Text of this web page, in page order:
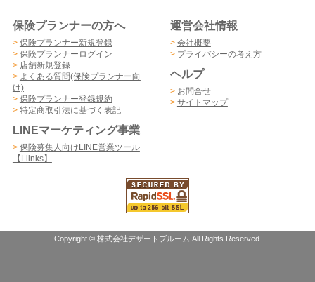
保険プランナーの方へ
> 保険プランナー新規登録
> 保険プランナーログイン
> 店舗新規登録
> よくある質問(保険プランナー向
け)
> 保険プランナー登録規約
> 特定商取引法に基づく表記
LINEマーケティング事業
> 保険募集人向けLINE営業ツール
【Llinks】
運営会社情報
> 会社概要
> プライバシーの考え方
ヘルプ
> お問合せ
> サイトマップ
Copyright © 株式会社デザートブルーム All Rights Reserved.